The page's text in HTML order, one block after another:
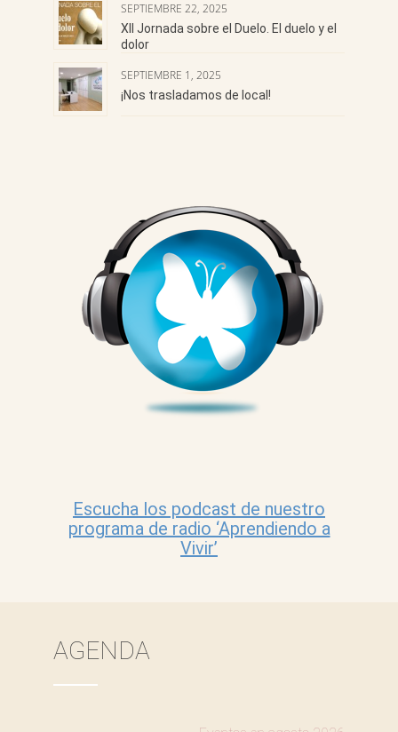
SEPTIEMBRE 22, 2025
XII Jornada sobre el Duelo. El duelo y el
dolor
SEPTIEMBRE 1, 2025
¡Nos trasladamos de local!
Escucha los podcast de nuestro
programa de radio ‘Aprendiendo a
Vivir’
AGENDA